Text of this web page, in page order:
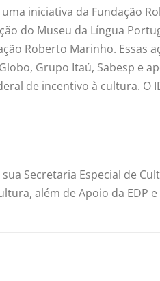
iniciativa da Fundação
do Museu da Língua
Roberto Marinho. Essas
Grupo Itaú, Sabesp e
de incentivo à cultura. O
Secretaria Especial de
além de Apoio da EDP e